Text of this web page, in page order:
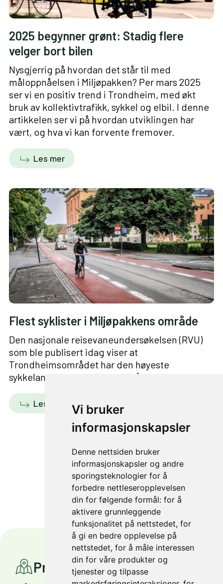
Vi bruker
informasjonskapsler
Denne nettsiden bruker
informasjonskapsler og andre
sporingsteknologier for å
forbedre nettleseropplevelsen
din for følgende formål: for å
aktivere grunnleggende
funksjonalitet på nettstedet, for
å gi en bedre opplevelse på
nettstedet, for å måle interessen
din for våre produkter og
tjenester og tilpasse
2025 begynner grønt: Stadig flere
velger bort bilen
Nysgjerrig på hvordan det står til med
måloppnåelsen i Miljøpakken? Per mars 2025
ser vi en positiv trend i Trondheim, med økt
bruk av kollektivtrafikk, sykkel og elbil. I denne
artikkelen ser vi på hvordan utviklingen har
vært, og hva vi kan forvente fremover.
Les mer
Flest syklister i Miljøpakkens område
Den nasjonale reisevaneundersøkelsen (RVU)
som ble publisert idag viser at
Trondheimsområdet har den høyeste
sykkelandelen av byvekstområdene i Norge.
Les mer
1 av 66
Prosjekter